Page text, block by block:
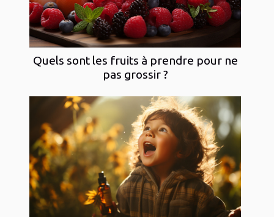
Quels sont les fruits à prendre pour ne
pas grossir ?